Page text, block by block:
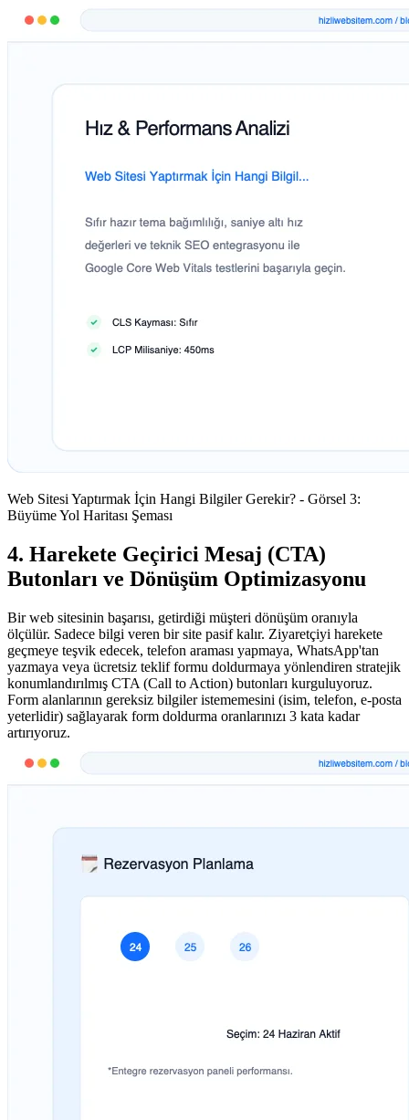
Web Sitesi Yaptırmak İçin Hangi Bilgiler Gerekir? - Görsel 3:
Büyüme Yol Haritası Şeması
4. Harekete Geçirici Mesaj (CTA)
Butonları ve Dönüşüm Optimizasyonu
Bir web sitesinin başarısı, getirdiği müşteri dönüşüm oranıyla
ölçülür. Sadece bilgi veren bir site pasif kalır. Ziyaretçiyi harekete
geçmeye teşvik edecek, telefon araması yapmaya, WhatsApp'tan
yazmaya veya ücretsiz teklif formu doldurmaya yönlendiren stratejik
konumlandırılmış CTA (Call to Action) butonları kurguluyoruz.
Form alanlarının gereksiz bilgiler istememesini (isim, telefon, e-posta
yeterlidir) sağlayarak form doldurma oranlarınızı 3 kata kadar
artırıyoruz.